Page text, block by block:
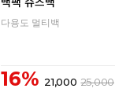
다용도 멀티백
16% 21,000 25,000